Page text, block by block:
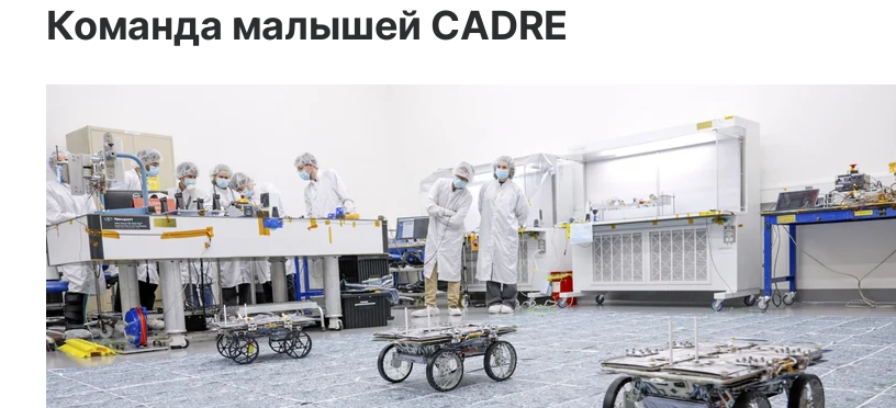
Команда малышей CADRE